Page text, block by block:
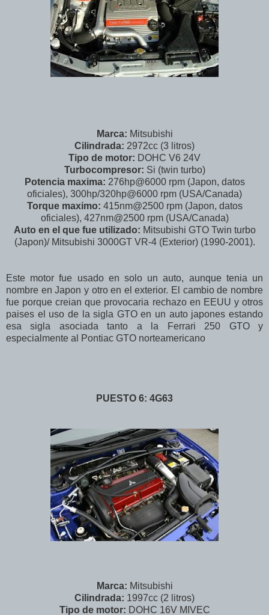
Marca: Mitsubishi
Cilindrada: 2972cc (3 litros)
Tipo de motor: DOHC V6 24V
Turbocompresor: Si (twin turbo)
Potencia maxima: 276hp@6000 rpm (Japon, datos
oficiales), 300hp/320hp@6000 rpm (USA/Canada)
Torque maximo: 415nm@2500 rpm (Japon, datos
oficiales), 427nm@2500 rpm (USA/Canada)
Auto en el que fue utilizado: Mitsubishi GTO Twin turbo
(Japon)/ Mitsubishi 3000GT VR-4 (Exterior) (1990-2001).
Este motor fue usado en solo un auto, aunque tenia un
nombre en Japon y otro en el exterior. El cambio de nombre
fue porque creian que provocaria rechazo en EEUU y otros
paises el uso de la sigla GTO en un auto japones estando
esa sigla asociada tanto a la Ferrari 250 GTO y
especialmente al Pontiac GTO norteamericano
PUESTO 6: 4G63
Marca: Mitsubishi
Cilindrada: 1997cc (2 litros)
Tipo de motor: DOHC 16V MIVEC